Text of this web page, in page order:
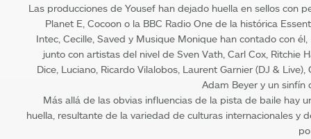
Las producciones de Yousef han dejado huella en sellos con
Planet E, Cocoon o la BBC Radio One de la histórica
Intec, Cecille, Saved y Musique Monique han contado con
junto con artistas del nivel de Sven Vath, Carl Cox, Ritchie
Dice, Luciano, Ricardo Vilalobos, Laurent Garnier (DJ & Live),
Adam Beyer y un sinfín
Más allá de las obvias influencias de la pista de baile hay
huella, resultante de la variedad de culturas internacionales y